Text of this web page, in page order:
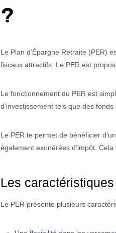
?
Le Plan d’Épargne Retraite (PER)
fiscaux attractifs. Le PER est
Le fonctionnement du PER est
d’investissement tels que des
Le PER te permet de bénéficier
également exonérées d’impôt.
Les
Le PER présente plusieurs